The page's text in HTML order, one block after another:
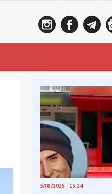
5/08/2026 - 13:24